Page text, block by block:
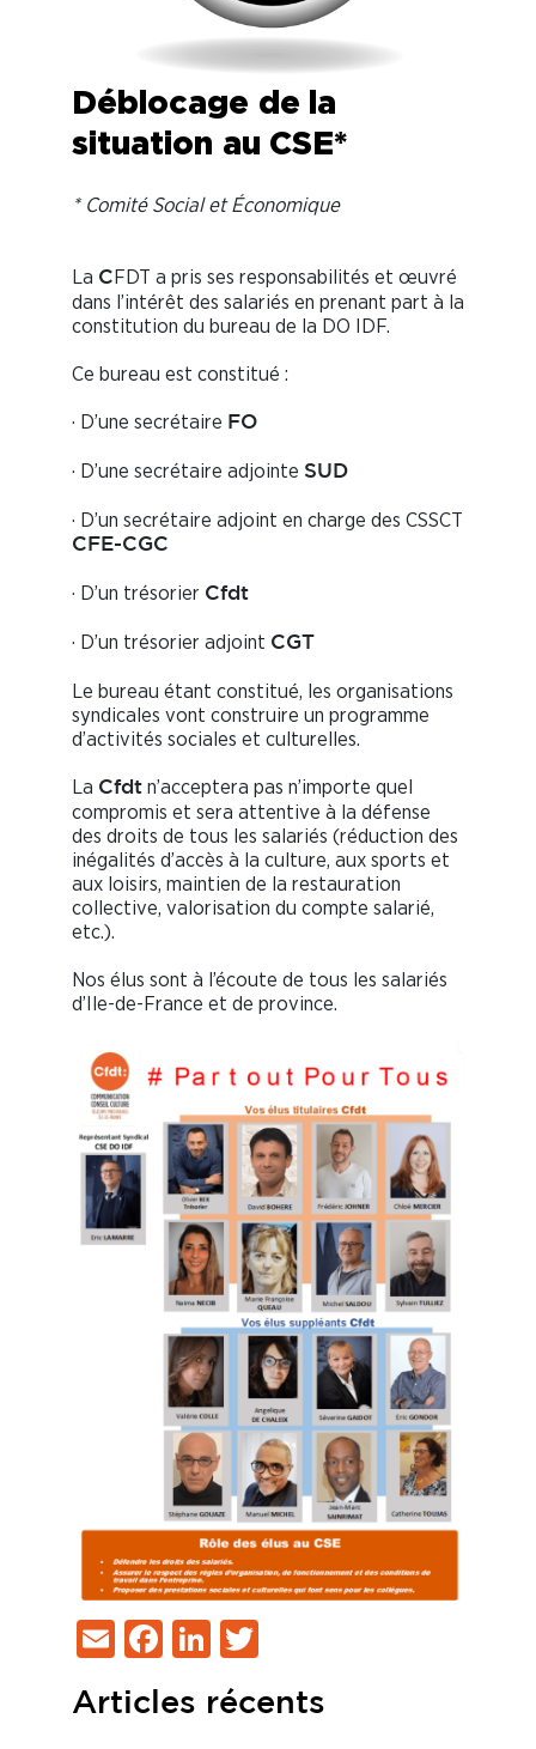
Déblocage de la
situation au CSE*
* Comité Social et Économique
La C FDT a pris ses responsabilités et œuvré
dans l’intérêt des salariés en prenant part à la
constitution du bureau de la DO IDF.
Ce bureau est constitué :
· D’une secrétaire FO
· D’une secrétaire adjointe SUD
· D’un secrétaire adjoint en charge des CSSCT
CFE-CGC
· D’un trésorier Cfdt
· D’un trésorier adjoint CGT
Le bureau étant constitué, les organisations
syndicales vont construire un programme
d’activités sociales et culturelles.
La Cfdt n’acceptera pas n’importe quel
compromis et sera attentive à la défense
des droits de tous les salariés (réduction des
inégalités d’accès à la culture, aux sports et
aux loisirs, maintien de la restauration
collective, valorisation du compte salarié,
etc.).
Nos élus sont à l’écoute de tous les salariés
d’Ile-de-France et de province.
EmailFacebook
LinkedIn
Articles récents